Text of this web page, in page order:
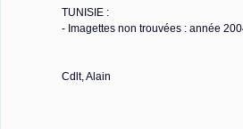
TUNISIE :
- Imagettes non trouvées : année
Cdlt, Alain